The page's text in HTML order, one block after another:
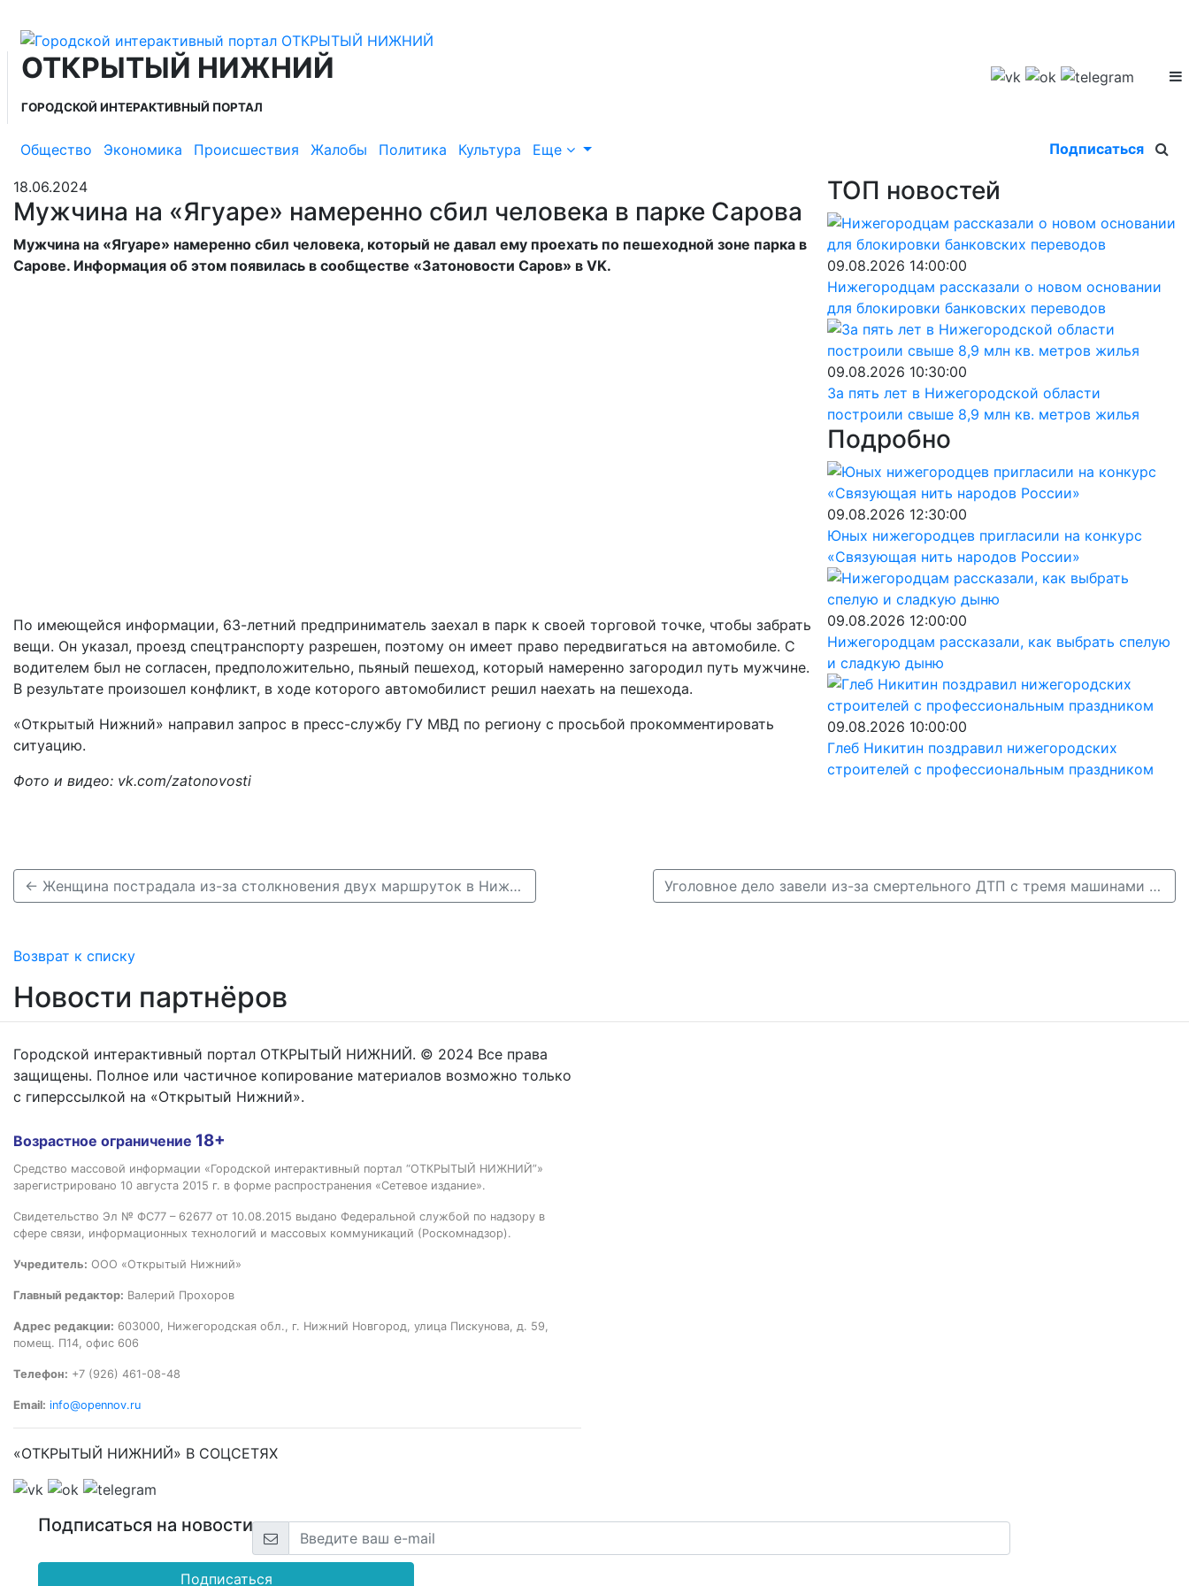
ОТКРЫТЫЙ НИЖНИЙ
ГОРОДСКОЙ ИНТЕРАКТИВНЫЙ ПОРТАЛ
Общество Экономика Происшествия Жалобы Политика Культура Еще Подписаться
18.06.2024
Мужчина на «Ягуаре» намеренно сбил человека в парке Сарова
Мужчина на «Ягуаре» намеренно сбил человека, который не давал ему проехать по пешеходной зоне парка в
Сарове. Информация об этом появилась в сообществе «Затоновости Саров» в VK.
По имеющейся информации, 63-летний предприниматель заехал в парк к своей торговой точке, чтобы забрать
вещи. Он указал, проезд спецтранспорту разрешен, поэтому он имеет право передвигаться на автомобиле. С
водителем был не согласен, предположительно, пьяный пешеход, который намеренно загородил путь мужчине.
В результате произошел конфликт, в ходе которого автомобилист решил наехать на пешехода.
«Открытый Нижний» направил запрос в пресс-службу ГУ МВД по региону с просьбой прокомментировать
ситуацию.
Фото и видео: vk.com/zatonovosti
ТОП новостей
09.08.2026 14:00:00
Нижегородцам рассказали о новом основании
для блокировки банковских переводов
09.08.2026 10:30:00
За пять лет в Нижегородской области
построили свыше 8,9 млн кв. метров жилья
Подробно
09.08.2026 12:30:00
Юных нижегородцев пригласили на конкурс
«Связующая нить народов России»
09.08.2026 12:00:00
Нижегородцам рассказали, как выбрать спелую
и сладкую дыню
09.08.2026 10:00:00
Глеб Никитин поздравил нижегородских
строителей с профессиональным праздником
← Женщина пострадала из-за столкновения двух маршруток в Нижнем Новгороде Уголовное дело завели из-за смертельного ДТП с тремя машинами на Бору →
Возврат к списку
Новости партнёров
Городской интерактивный портал ОТКРЫТЫЙ НИЖНИЙ. © 2024 Все права
защищены. Полное или частичное копирование материалов возможно только
с гиперссылкой на «Открытый Нижний».
Возрастное ограничение 18+
Средство массовой информации «Городской интерактивный портал “ОТКРЫТЫЙ НИЖНИЙ”»
зарегистрировано 10 августа 2015 г. в форме распространения «Сетевое издание».
Свидетельство Эл № ФС77 – 62677 от 10.08.2015 выдано Федеральной службой по надзору в
сфере связи, информационных технологий и массовых коммуникаций (Роскомнадзор).
Учредитель: ООО «Открытый Нижний»
Главный редактор: Валерий Прохоров
Адрес редакции: 603000, Нижегородская обл., г. Нижний Новгород, улица Пискунова, д. 59,
помещ. П14, офис 606
Телефон: +7 (926) 461-08-48
Email: info@opennov.ru
«ОТКРЫТЫЙ НИЖНИЙ» В СОЦСЕТЯХ
Подписаться на новости
Подписаться